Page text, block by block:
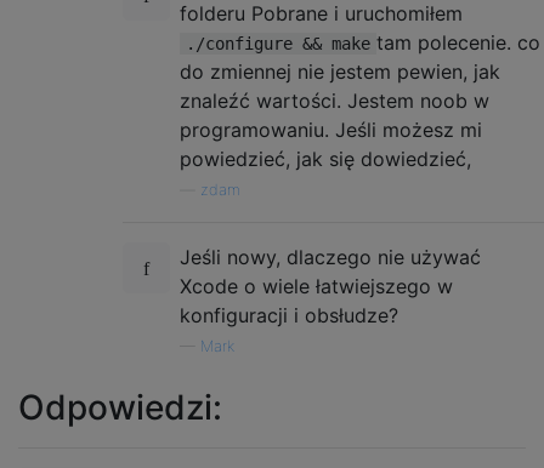
folderu Pobrane i uruchomiłem
./configure && make tam polecenie. co
do zmiennej nie jestem pewien, jak
znaleźć wartości. Jestem noob w
programowaniu. Jeśli możesz mi
powiedzieć, jak się dowiedzieć,
zdam
Jeśli nowy, dlaczego nie używać
Xcode o wiele łatwiejszego w
konfiguracji i obsłudze?
Mark
Odpowiedzi: